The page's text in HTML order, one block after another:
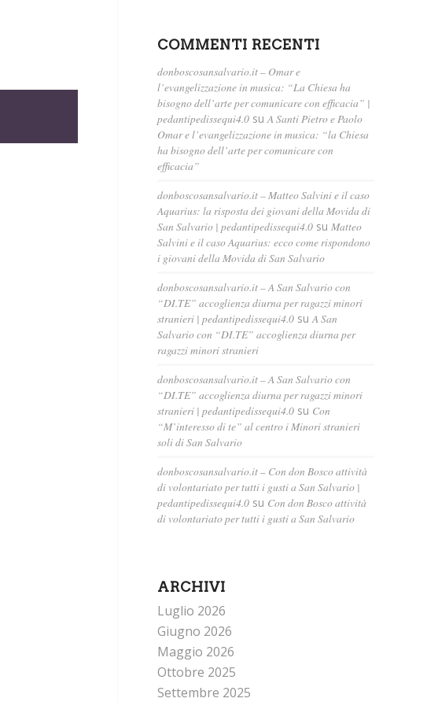
COMMENTI RECENTI
donboscosansalvario.it – Omar e
l’evangelizzazione in musica: “La Chiesa ha
bisogno dell’arte per comunicare con efficacia” |
pedantipedissequi4.0 suA Santi Pietro e Paolo
Omar e l’evangelizzazione in musica: “la Chiesa
ha bisogno dell’arte per comunicare con
efficacia”
donboscosansalvario.it – Matteo Salvini e il caso
Aquarius: la risposta dei giovani della Movida di
San Salvario | pedantipedissequi4.0 suMatteo
Salvini e il caso Aquarius: ecco come rispondono
i giovani della Movida di San Salvario
donboscosansalvario.it – A San Salvario con
“DI.TE” accoglienza diurna per ragazzi minori
stranieri | pedantipedissequi4.0 suA San
Salvario con “DI.TE” accoglienza diurna per
ragazzi minori stranieri
donboscosansalvario.it – A San Salvario con
“DI.TE” accoglienza diurna per ragazzi minori
stranieri | pedantipedissequi4.0 su Con
“M’interesso di te” al centro i Minori stranieri
soli di San Salvario
donboscosansalvario.it – Con don Bosco attività
di volontariato per tutti i gusti a San Salvario |
pedantipedissequi4.0 su Con don Bosco attività
di volontariato per tutti i gusti a San Salvario
ARCHIVI
Luglio 2026
Giugno 2026
Maggio 2026
Ottobre 2025
Settembre 2025